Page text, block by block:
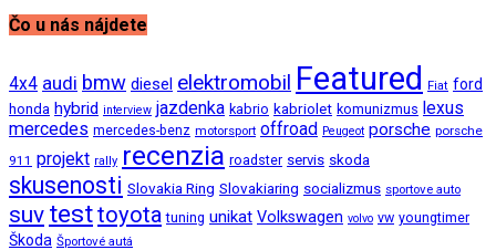
Čo u nás nájdete
4x4 audi bmw diesel elektromobil Featured Fiat ford
honda hybrid interview jazdenka kabrio kabriolet komunizmus lexus
mercedes mercedes-benz motorsport offroad Peugeot porsche porsche
911 projekt rally recenzia roadster servis skoda
skusenosti Slovakia Ring Slovakiaring socializmus sportove auto
suv testtoyota tuning unikat Volkswagen volvo vw youngtimer
Škoda Športové autá